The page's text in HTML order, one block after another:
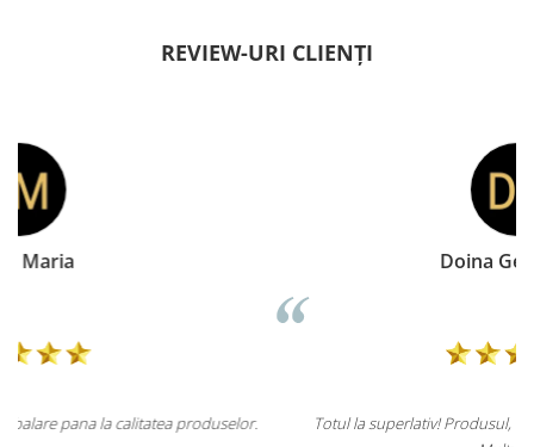
REVIEW-URI CLIENȚI
Totul la superlativ! Produsul, fix descrierea, ambalaj, livrare.